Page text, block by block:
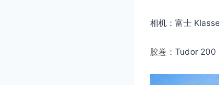
相机：富士
胶卷 ：Tudor 200